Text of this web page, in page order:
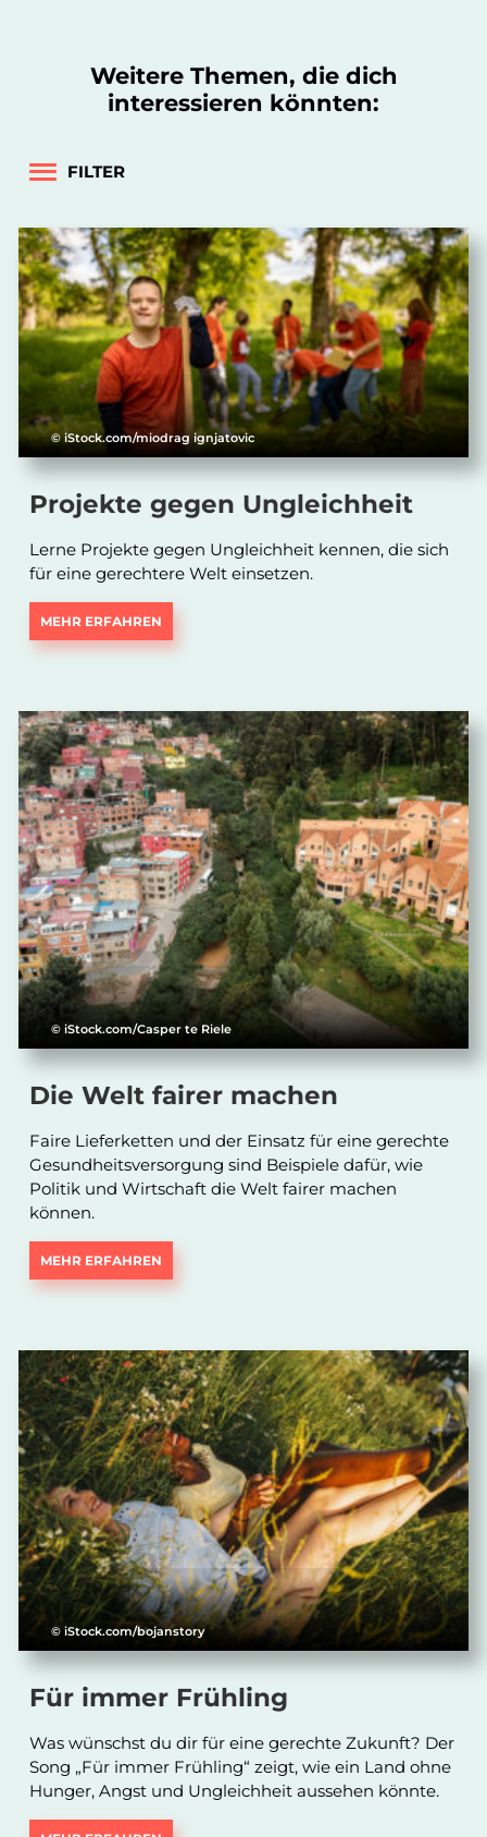
Weitere Themen, die dich
interessieren könnten:
FILTER
© iStock.com/miodrag ignjatovic
Projekte gegen Ungleichheit
Lerne Projekte gegen Ungleichheit kennen, die sich
für eine gerechtere Welt einsetzen.
MEHR ERFAHREN
© iStock.com/Casper te Riele
Die Welt fairer machen
Faire Lieferketten und der Einsatz für eine gerechte
Gesundheitsversorgung sind Beispiele dafür, wie
Politik und Wirtschaft die Welt fairer machen
können.
MEHR ERFAHREN
© iStock.com/bojanstory
Für immer Frühling
Was wünschst du dir für eine gerechte Zukunft? Der
Song „Für immer Frühling“ zeigt, wie ein Land ohne
Hunger, Angst und Ungleichheit aussehen könnte.